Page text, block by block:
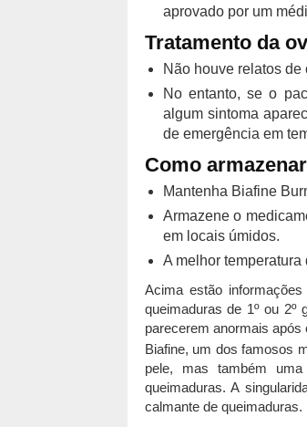
aprovado por um
Tratamento da
Não houve relatos
No entanto, se o
algum sintoma
de emergência em
Como
Mantenha Biafine
Armazene o
em locais úmidos.
A melhor
Acima estão
queimaduras de 1º ou
parecerem anormais
Biafine, um dos famosos
pele, mas também
queimaduras. A
calmante de queimaduras.